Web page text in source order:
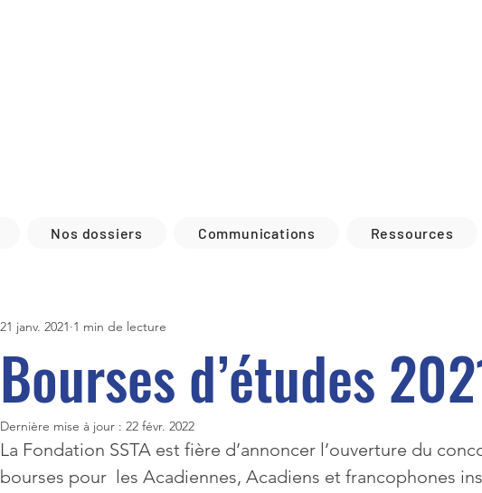
Nos dossiers Communications Ressources
Bourses d’études
21 janv. 2021 1 min de lecture
Dernière mise à jour : 22 févr. 2022
La Fondation SSTA est fière d’annoncer l’ouverture du
bourses pour  les Acadiennes, Acadiens et francophones